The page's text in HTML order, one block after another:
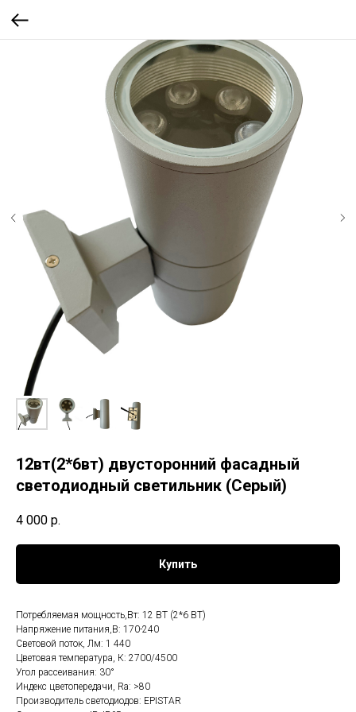
12вт(2*6вт) двусторонний фасадный
светодиодный светильник (Серый)
4 000 р.
Купить
Потребляемая мощность,Вт: 12 ВТ (2*6 ВТ)
Напряжение питания,В: 170-240
Световой поток, Лм: 1 440
Цветовая температура, К: 2700/4500
Угол рассеивания: 30°
Индекс цветопередачи, Ra: >80
Производитель светодиодов: EPISTAR